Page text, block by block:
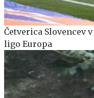
Četverica Slovencev
ligo Europa